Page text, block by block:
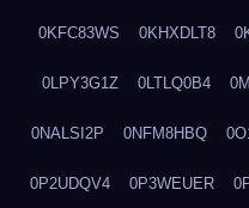
0KFC83WS 0KHXDLT8
0LPY3G1Z 0LTLQ0B4
0NALSI2P 0NFM8HBQ
0P2UDQV4 0P3WEUER